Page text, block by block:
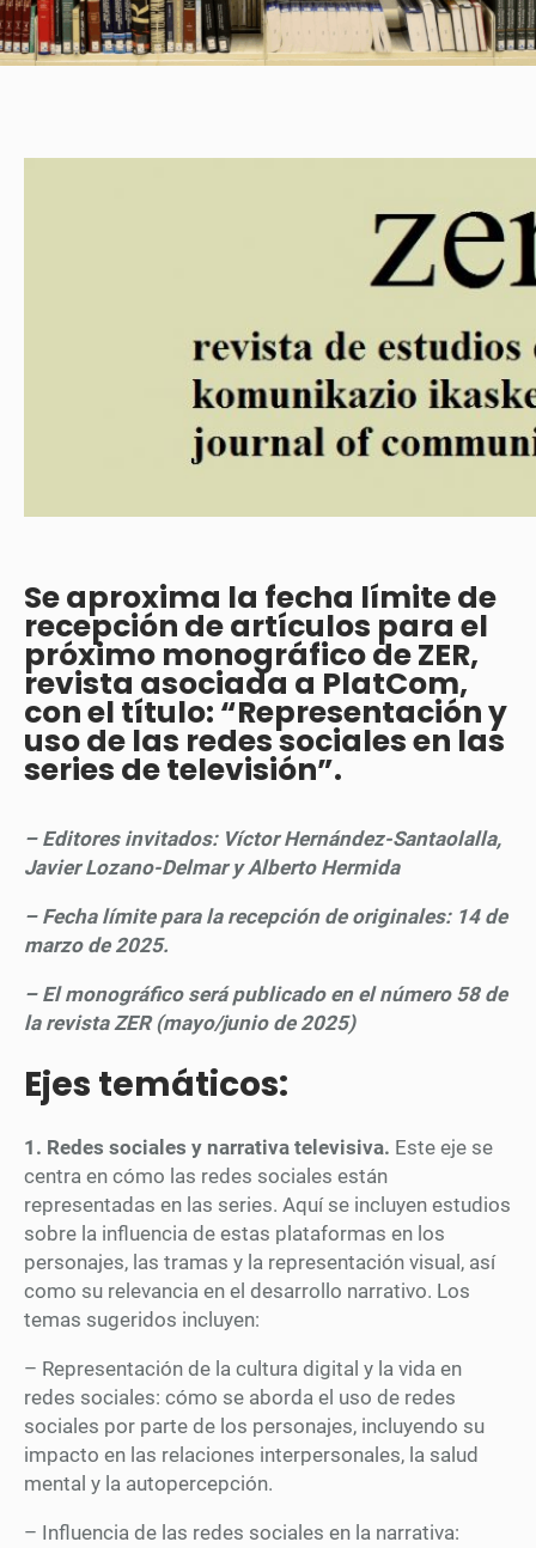
Se aproxima la fecha límite de
recepción de artículos para el
próximo monográfico de ZER,
revista asociada a PlatCom,
con el título: “Representación y
uso de las redes sociales en las
series de televisión”.
– Editores invitados: Víctor Hernández-Santaolalla,
Javier Lozano-Delmar y Alberto Hermida
– Fecha límite para la recepción de originales: 14 de
marzo de 2025.
– El monográfico será publicado en el número 58 de
la revista ZER (mayo/junio de 2025)
Ejes temáticos:
1. Redes sociales y narrativa televisiva. Este eje se
centra en cómo las redes sociales están
representadas en las series. Aquí se incluyen estudios
sobre la influencia de estas plataformas en los
personajes, las tramas y la representación visual, así
como su relevancia en el desarrollo narrativo. Los
temas sugeridos incluyen:
– Representación de la cultura digital y la vida en
redes sociales: cómo se aborda el uso de redes
sociales por parte de los personajes, incluyendo su
impacto en las relaciones interpersonales, la salud
mental y la autopercepción.
– Influencia de las redes sociales en la narrativa: